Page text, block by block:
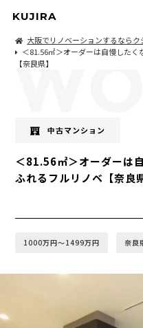
KUJIRA
大阪でリノベーションするなら
＜81.56㎡＞オーダーは自慢した
【奈良県】
中古マンション
＜81.56㎡＞オーダーは
ふれるフルリノベ【奈良
1000万円〜1499万円 奈良